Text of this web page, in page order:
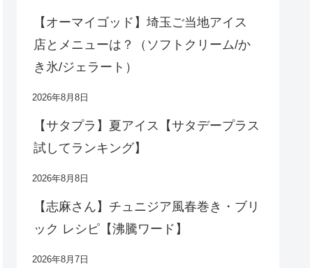
【オーマイゴッド】埼玉ご当地アイス
店とメニューは？（ソフトクリーム/か
き氷/ジェラート）
2026年8月8日
【サタプラ】夏アイス【サタデープラス
試してランキング】
2026年8月8日
【志麻さん】チュニジア風春巻き・ブリ
ック レシピ【沸騰ワード】
2026年8月7日